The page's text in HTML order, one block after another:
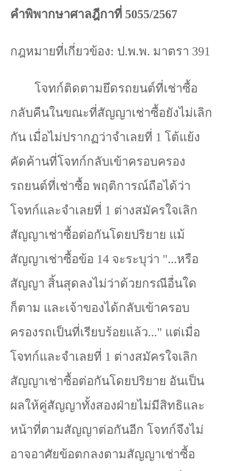
คำพิพากษาศาลฎีกาที่ 5055/2567
กฎหมายที่เกี่ยวข้อง: ป.พ.พ. มาตรา 391
โจทก์ติดตามยึดรถยนต์ที่เช่าซื้อ
กลับคืนในขณะที่สัญญาเช่าซื้อยังไม่เลิก
กัน เมื่อไม่ปรากฏว่าจำเลยที่ 1 โต้แย้ง
คัดค้านที่โจทก์กลับเข้าครอบครอง
รถยนต์ที่เช่าซื้อ พฤติการณ์ถือได้ว่า
โจทก์และจำเลยที่ 1 ต่างสมัครใจเลิก
สัญญาเช่าซื้อต่อกันโดยปริยาย แม้
สัญญาเช่าซื้อข้อ 14 จะระบุว่า "...หรือ
สัญญา สิ้นสุดลงไม่ว่าด้วยกรณีอื่นใด
ก็ตาม และเจ้าของได้กลับเข้าครอบ
ครองรถเป็นที่เรียบร้อยแล้ว..." แต่เมื่อ
โจทก์และจำเลยที่ 1 ต่างสมัครใจเลิก
สัญญาเช่าซื้อต่อกันโดยปริยาย อันเป็น
ผลให้คู่สัญญาทั้งสองฝ่ายไม่มีสิทธิและ
หน้าที่ตามสัญญาต่อกันอีก โจทก์จึงไม่
อาจอาศัยข้อตกลงตามสัญญาเช่าซื้อ